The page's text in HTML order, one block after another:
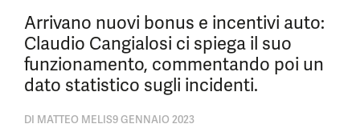
Arrivano nuovi bonus e incentivi auto:
Claudio Cangialosi ci spiega il suo
funzionamento, commentando poi un
dato statistico sugli incidenti.
DI MATTEO MELIS9 GENNAIO 2023